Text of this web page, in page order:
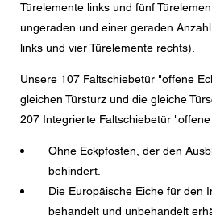
Türelemente links und fünf
ungeraden und einer geraden
links und vier Türelemente rechts).
Unsere 107 Faltschiebetür "offene
gleichen Türsturz und die gleiche
207 Integrierte Faltschiebetür "offene
Ohne Eckpfosten, der den
behindert.
Die Europäische Eiche für den
behandelt und unbehandelt
Besucher sind und verhindert
Datenschutzerklärung
Daten in den obigen
nächstgelegenen Centor
zuständigen Centor Mitarbeiter
Bezug auf das Anliegen meiner
wird.